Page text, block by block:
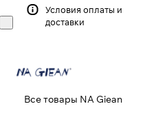
Условия оплаты и
доставки
Все товары NA Giean